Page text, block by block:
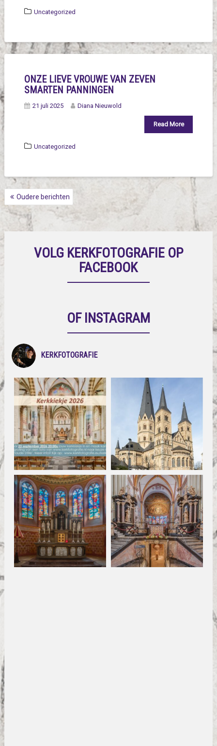
Uncategorized
ONZE LIEVE VROUWE VAN ZEVEN
SMARTEN PANNINGEN
21 juli 2025 Diana Nieuwold
Read More
Uncategorized
BERICHTNAVIGATIE
Oudere berichten
VOLG KERKFOTOGRAFIE OP
FACEBOOK
OF INSTAGRAM
KERKFOTOGRAFIE